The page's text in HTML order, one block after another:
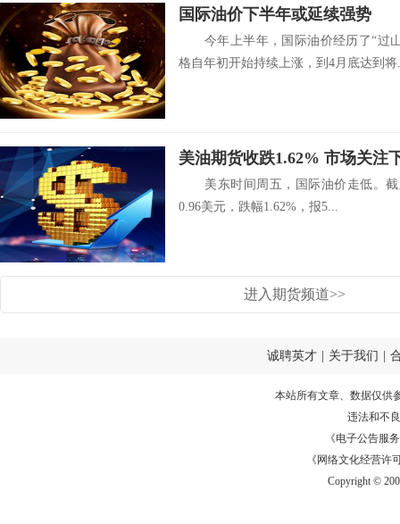
国际油价下半年或延续强势
今年上半年，国际油价经历了“过
格自年初开始持续上涨，到4月底达到将
美油期货收跌1.62% 市场关注
美东时间周五，国际油价走低。截
0.96美元，跌幅1.62%，报5...
进入期货频道>>
诚聘英才 关于我们
本站所有文章、数据仅供
违法和不
《电子公告服务
《网络文化经营许
Copyright ©